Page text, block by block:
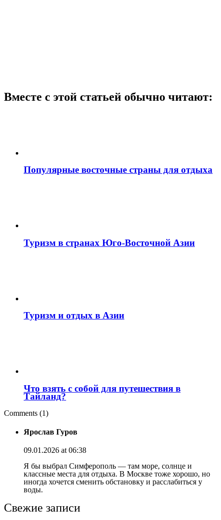
Вместе с этой статьей обычно читают:
Популярные восточные страны для отдыха
Туризм в странах Юго-Восточной Азии
Туризм и отдых в Азии
Что взять с собой для путешествия в
Тайланд?
Comments (1)
Ярослав Гуров
09.01.2026 at 06:38
Я бы выбрал Симферополь — там море, солнце и
классные места для отдыха. В Москве тоже хорошо, но
иногда хочется сменить обстановку и расслабиться у
воды.
Свежие записи